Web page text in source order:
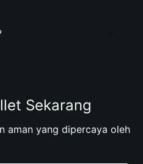
Sekarang
aman yang dipercaya oleh